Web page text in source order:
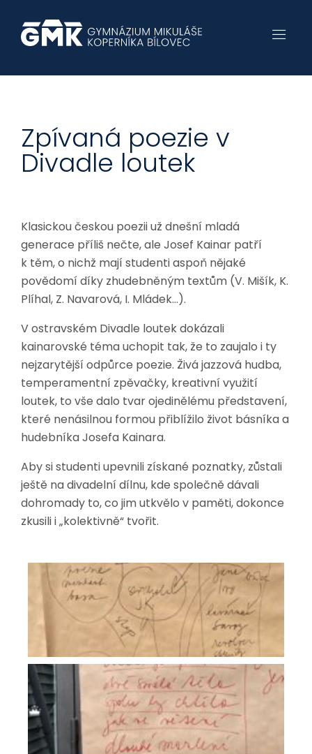
Zpívaná poezie v
Divadle loutek
Klasickou českou poezii už dnešní mladá
generace příliš nečte, ale Josef Kainar patří
k těm, o nichž mají studenti aspoň nějaké
povědomí díky zhudebněným textům (V. Mišík, K.
Plíhal, Z. Navarová, I. Mládek…).
V ostravském Divadle loutek dokázali
kainarovské téma uchopit tak, že to zaujalo i ty
nejzarytější odpůrce poezie. Živá jazzová hudba,
temperamentní zpěvačky, kreativní využití
loutek, to vše dalo tvar ojedinělému představení,
které nenásilnou formou přiblížilo život básníka a
hudebníka Josefa Kainara.
Aby si studenti upevnili získané poznatky, zůstali
ještě na divadelní dílnu, kde společně dávali
dohromady to, co jim utkvělo v paměti, dokonce
zkusili i „kolektivně“ tvořit.